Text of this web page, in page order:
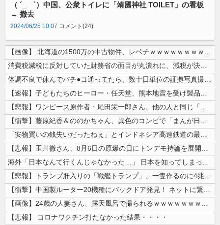
（ ´_ゝ`）中国、公衆トイレに「靖國神社 TOILET」の看板
→ 撤去
2024/06/25 10:07 コメント(24)
【画像】 北海道の1500万の中古物件、レベチｗｗｗｗｗｗｗｗｗｗｗｗ...
消費税減税に反対していた財務省の面目が丸潰れに、減税が決まった途端に市...
体調不良で休んでパチ●コ通ってたら、数十日単位の証拠写真撮られて会社ク...
【速報】子どもたちのヒーロー・任天堂、熊本地震を受け製品修理は無償対応...
【悲報】ワンピース原作者・尾田栄一郎さん、他の人と同じ「漫画家」という...
【衝撃】藤原紀香＆ののかちゃん、異色のコンビで「まんが日本昔ばなし」を...
「安物買いの銭失いだったねぇ」とインドネシア高速鉄道の最終処分に日本側...
【悲報】玉川徹さん、8月6日の原爆の日にトンデモ持論を展開し物議… →...
海外「日本なんて行くんじゃなかった…」 日本を知ってしまったディズニー...
【悲報】トランプ肝入りの「戦艦トランプ」、一隻作るのに4兆円かかる模様...
【衝撃】中国製ルーター20機種にバックドア発見！ ネットに繋ぐだけで3...
【画像】24歳の人妻さん、露天風呂で撮られるｗｗｗｗｗｗｗｗｗｗｗｗ...
【悲報】 コロナワクチン打たなかった結果・・・・